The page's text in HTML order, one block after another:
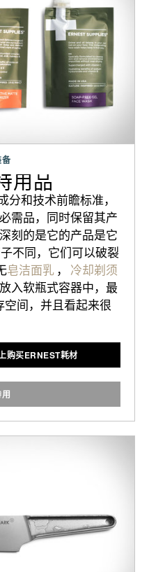
用品
分和技术前瞻标准，
需品，同时保留其产
刻的是它的产品是它
不同，它们可以破裂
皂洁面乳 ， 冷却剃须
放入软瓶式容器中，最
空间，并且看起来很
购买ERNEST耗材